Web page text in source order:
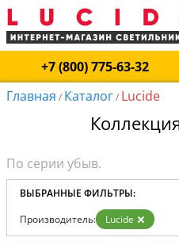
+7 (800) 775-63-32
Главная / Каталог/ Lucide
ВЫБРАННЫЕ ФИЛЬТРЫ:
Производитель: Lucide